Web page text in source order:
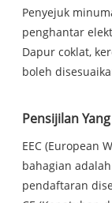
Penyejuk
penghantar
Dapur coklat,
boleh
Pensijilan
EEC (European
bahagian
pendaftaran